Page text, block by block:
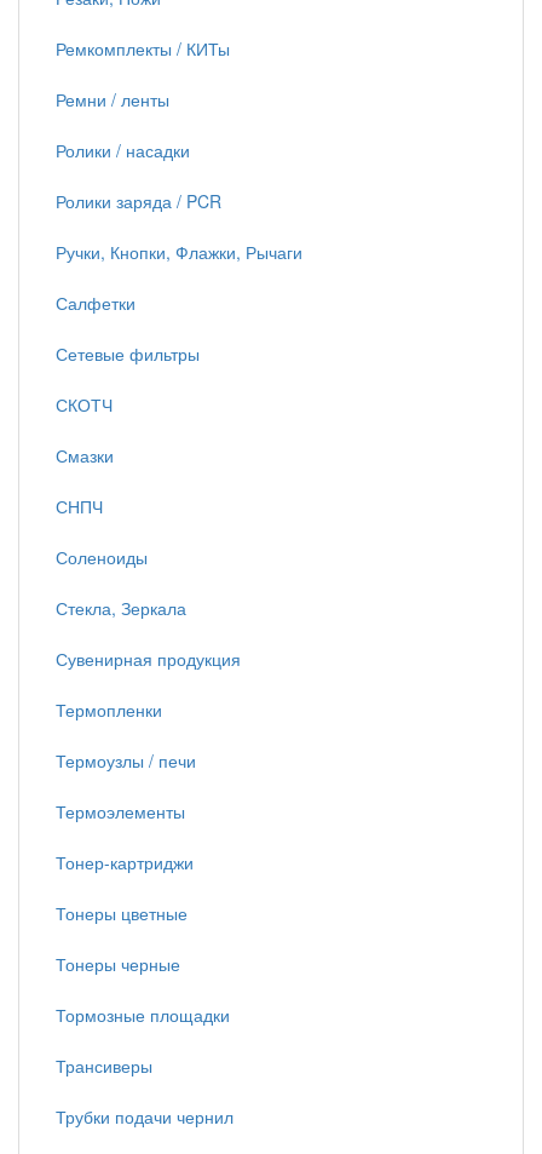
Ремкомплекты / КИТы
Ремни / ленты
Ролики / насадки
Ролики заряда / PCR
Ручки, Кнопки, Флажки, Рычаги
Салфетки
Сетевые фильтры
СКОТЧ
Смазки
СНПЧ
Соленоиды
Стекла, Зеркала
Сувенирная продукция
Термопленки
Термоузлы / печи
Термоэлементы
Тонер-картриджи
Тонеры цветные
Тонеры черные
Тормозные площадки
Трансиверы
Трубки подачи чернил